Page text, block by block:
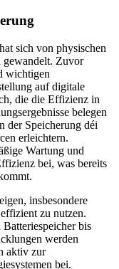
hat sich von physischen
gewandelt. Zuvor
wichtigen
auf digitale
die die Effizienz in
belegen
der Speicherung déi
erleichtern.
Wartung und
bei, was bereits
insbesondere
zu nutzen.
Batteriespeicher bis
werden
aktiv zur
bei.